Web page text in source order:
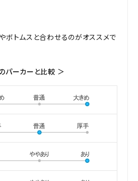
ボトムスと合わせるのがオススメで
パーカーと比較 ＞